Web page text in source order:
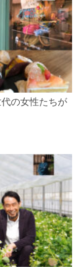
の女性たちが